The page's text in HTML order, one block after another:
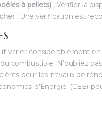
à pellets) : Vérifier la
: Une vérification est
varier considérablement
combustible. N’oubliez
pour les travaux de
d’Énergie (CEE)